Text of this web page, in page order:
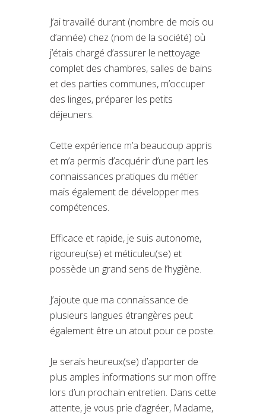
J’ai travaillé durant (nombre de mois ou
d’année) chez (nom de la société) où
j’étais chargé d’assurer le nettoyage
complet des chambres, salles de bains
et des parties communes, m’occuper
des linges, préparer les petits
déjeuners.
Cette expérience m’a beaucoup appris
et m’a permis d’acquérir d’une part les
connaissances pratiques du métier
mais également de développer mes
compétences.
Efficace et rapide, je suis autonome,
rigoureu(se) et méticuleu(se) et
possède un grand sens de l’hygiène.
J’ajoute que ma connaissance de
plusieurs langues étrangères peut
également être un atout pour ce poste.
Je serais heureux(se) d’apporter de
plus amples informations sur mon offre
lors d’un prochain entretien. Dans cette
attente, je vous prie d’agréer, Madame,